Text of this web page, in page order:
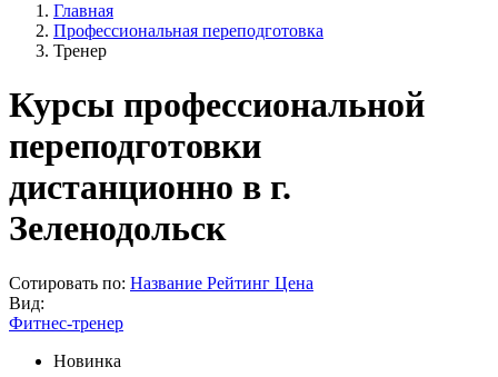
Главная
Профессиональная переподготовка
Тренер
Курсы профессиональной
переподготовки
дистанционно в г.
Зеленодольск
Сотировать по: Название Рейтинг Цена
Вид:
Фитнес-тренер
Новинка